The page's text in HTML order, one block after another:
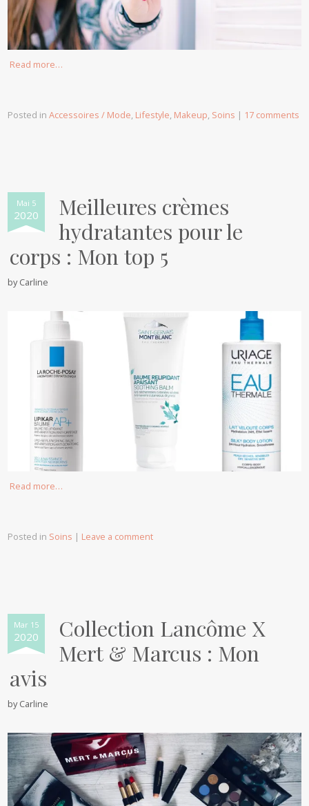
Read more…
Posted inAccessoires / Mode Lifestyle Makeup Soins | 17 comments
Mai 5
2020
Meilleures crèmes
hydratantes pour le
corps : Mon top 5
byCarline
Read more…
Posted in Soins | Leave a comment
Mar 15
2020
Collection Lancôme X
Mert & Marcus : Mon
avis
byCarline